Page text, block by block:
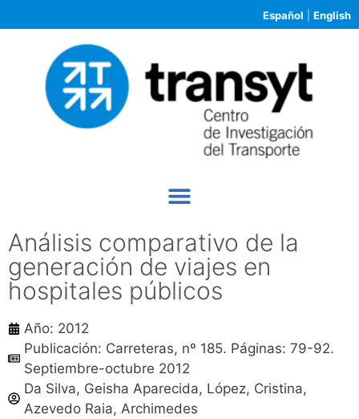
Español English
Análisis comparativo de la
generación de viajes en
hospitales públicos
Año: 2012
Publicación: Carreteras, nº 185. Páginas: 79-92.
Septiembre-octubre 2012
Da Silva, Geisha Aparecida, López, Cristina,
Azevedo Raia, Archimedes